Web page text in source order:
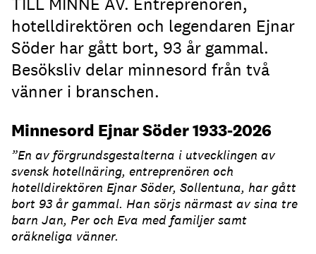
hotelldirektören och legendaren Ejnar
Söder har gått bort, 93 år gammal.
Besöksliv delar minnesord från två
vänner i branschen.
Minnesord Ejnar Söder 1933-2026
”En av förgrundsgestalterna i utvecklingen av
svensk hotellnäring, entreprenören och
hotelldirektören Ejnar Söder, Sollentuna, har gått
bort 93 år gammal. Han sörjs närmast av sina tre
barn Jan, Per och Eva med familjer samt
oräkneliga vänner.